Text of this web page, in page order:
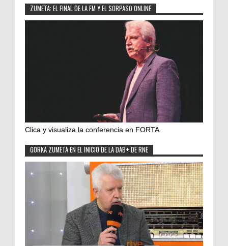
ZUMETA: EL FINAL DE LA FM Y EL SORPASO ONLINE
Clica y visualiza la conferencia en FORTA
GORKA ZUMETA EN EL INICIO DE LA DAB+ DE RNE